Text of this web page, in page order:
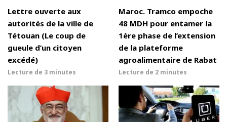
Lettre ouverte aux
autorités de la ville de
Tétouan (Le coup de
gueule d’un citoyen
excédé)
Lecture de 3 minutes
Maroc. Tramco empoche
48 MDH pour entamer la
1ère phase de l’extension
de la plateforme
agroalimentaire de Rabat
Lecture de 2 minutes